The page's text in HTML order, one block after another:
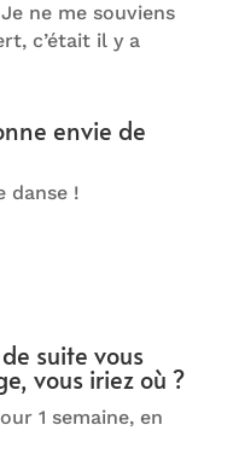
ne me souviens
c’était il y a
envie de
danse !
suite vous
vous iriez où ?
1 semaine, en